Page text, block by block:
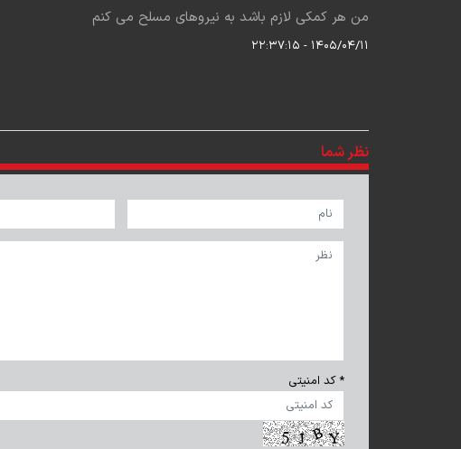
من هر کمکی لازم باشد به نیروهای مسلح می کنم
۱۴۰۵/۰۴/۱۱ - ۲۲:۳۷:۱۵
نظر شما
* کد امنیتی